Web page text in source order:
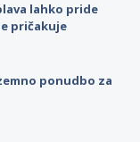
lahko pride
pričakuje
ponudbo za